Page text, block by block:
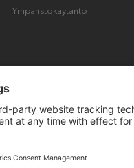
Ympäristökäytäntö